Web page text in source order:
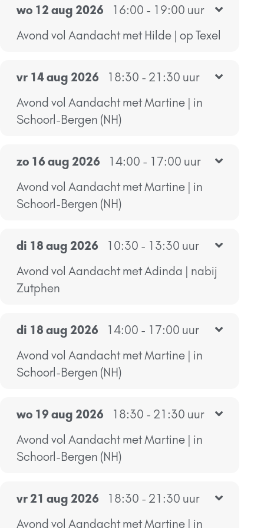
wo 12 aug 2026
16:00 - 19:00 uur
Avond vol Aandacht met Hilde | op Texel
vr 14 aug 2026
18:30 - 21:30 uur
Avond vol Aandacht met Martine | in
Schoorl-Bergen (NH)
zo 16 aug 2026
14:00 - 17:00 uur
Avond vol Aandacht met Martine | in
Schoorl-Bergen (NH)
di 18 aug 2026
10:30 - 13:30 uur
Avond vol Aandacht met Adinda | nabij
Zutphen
di 18 aug 2026
14:00 - 17:00 uur
Avond vol Aandacht met Martine | in
Schoorl-Bergen (NH)
wo 19 aug 2026
18:30 - 21:30 uur
Avond vol Aandacht met Martine | in
Schoorl-Bergen (NH)
vr 21 aug 2026
18:30 - 21:30 uur
Avond vol Aandacht met Martine | in